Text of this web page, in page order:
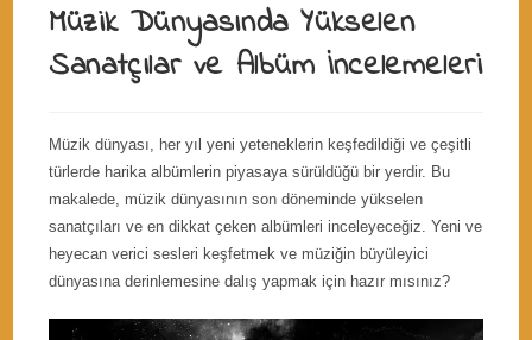
Müzik Dünyasında Yükselen
Sanatçılar ve Albüm İncelemeleri
Müzik dünyası, her yıl yeni yeteneklerin keşfedildiği ve çeşitli
türlerde harika albümlerin piyasaya sürüldüğü bir yerdir. Bu
makalede, müzik dünyasının son döneminde yükselen
sanatçıları ve en dikkat çeken albümleri inceleyeceğiz. Yeni ve
heyecan verici sesleri keşfetmek ve müziğin büyüleyici
dünyasına derinlemesine dalış yapmak için hazır mısınız?